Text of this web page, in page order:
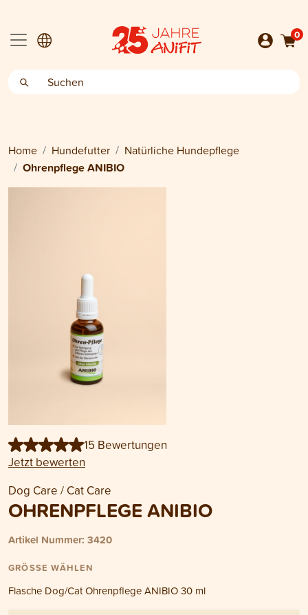
0
Home Hundefutter Natürliche Hundepflege
Ohrenpflege ANIBIO
15 Bewertungen
Jetzt bewerten
Dog Care / Cat Care
OHRENPFLEGE ANIBIO
Artikel Nummer: 3420
GRÖSSE WÄHLEN
Flasche Dog/Cat Ohrenpflege ANIBIO 30 ml